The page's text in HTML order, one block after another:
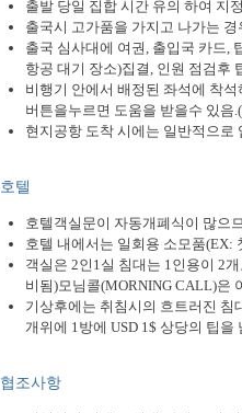
출발 당일 집합 시간 유의 하여 지
출국시 고가품을 가지고 나가는
출국 심사대에 여권, 출입국 카드
항공 대기 장소)집결, 인원 점검후
비행기 안에서 배정된 좌석에 착
버튼을누르면 도움을 받을수 있음
현지공항 도착 시에는 일반적으
호텔
호텔객실문이 자동개폐식이 많으
호텔 내에서는 일회용 소모품(EX:
객실은 2인1실 침대는 1인용이 2
비됨)모님콜(MORNING CALL)은
기상후에는 취침시의 흐트러진 침
개위에 1방에 USD 1$ 상당의 팁
협조사항